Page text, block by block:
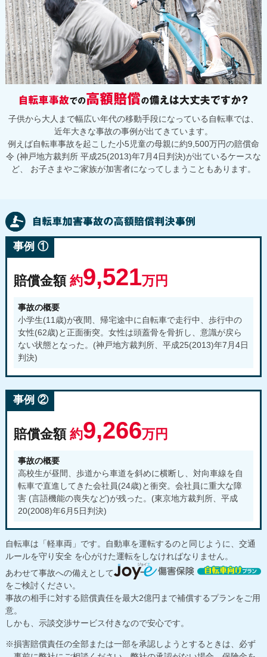
子供から大人まで幅広い年代の移動手段になっている自転車では、
近年大きな事故の事例が出てきています。
例えば自転車事故を起こした小5児童の母親に約9,500万円の賠償命
令 (神戸地方裁判所 平成25(2013)年7月4日判決)が出ているケースな
ど、
お子さまやご家族が加害者になってしまうこともあります。
事例 ①
賠償金額約9,521万円
事故の概要
小学生(11歳)が夜間、帰宅途中に自転車で走行中、歩行中の
女性(62歳)と正面衝突。女性は頭蓋骨を骨折し、意識が戻ら
ない状態となった。(神戸地方裁判所、平成25(2013)年7月4日
判決)
事例 ②
賠償金額約9,266万円
事故の概要
高校生が昼間、歩道から車道を斜めに横断し、対向車線を自
転車で直進してきた会社員(24歳)と衝突。会社員に重大な障
害 (言語機能の喪失など)が残った。(東京地方裁判所、平成
20(2008)年6月5日判決)
自転車は「軽車両」です。自動車を運転するのと同じように、交通
ルールを守り安全 を心がけた運転をしなければなりません。
あわせて事故への備えとして
をご検討ください。
事故の相手に対する賠償責任を最大2億円まで補償するプランをご用
意。
しかも、示談交渉サービス付きなので安心です。
損害賠償責任の全部または一部を承認しようとするときは、必ず